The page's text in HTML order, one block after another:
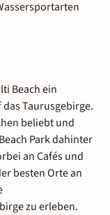
Beach ein
Taurusgebirge.
beliebt und
Park dahinter
an Cafés und
besten Orte an
zu erleben.